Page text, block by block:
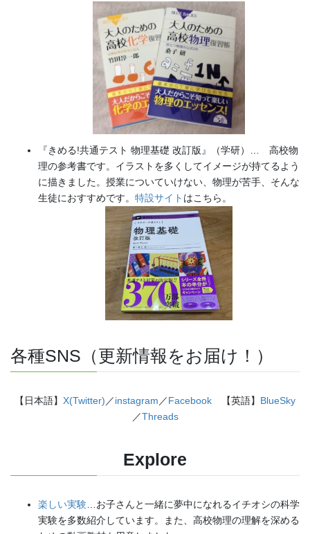
『きめる!共通テスト 物理基礎 改訂版』（学研）… 高校物
理の参考書です。イラストを多くしてイメージが持てるよう
に描きました。授業についていけない、物理が苦手、そんな
生徒におすすめです。 特設サイト はこちら。
各種SNS（更新情報をお届け！）
【日本語】 X(Twitter) ／instagram ／Facebook 【英語】 BlueSky
／Threads
Explore
楽しい実験 …お子さんと一緒に夢中になれるイチオシの科学
実験を多数紹介しています。また、高校物理の理解を深める